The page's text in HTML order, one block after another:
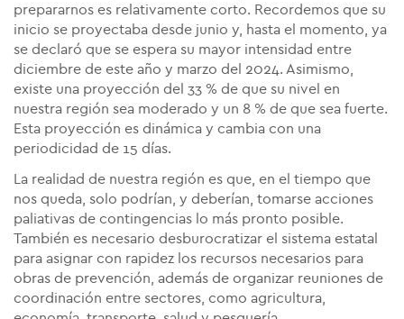
prepararnos es relativamente corto. Recordemos que su
inicio se proyectaba desde junio y, hasta el momento, ya
se declaró que se espera su mayor intensidad entre
diciembre de este año y marzo del 2024. Asimismo,
existe una proyección del 33 % de que su nivel en
nuestra región sea moderado y un 8 % de que sea fuerte.
Esta proyección es dinámica y cambia con una
periodicidad de 15 días.
La realidad de nuestra región es que, en el tiempo que
nos queda, solo podrían, y deberían, tomarse acciones
paliativas de contingencias lo más pronto posible.
También es necesario desburocratizar el sistema estatal
para asignar con rapidez los recursos necesarios para
obras de prevención, además de organizar reuniones de
coordinación entre sectores, como agricultura,